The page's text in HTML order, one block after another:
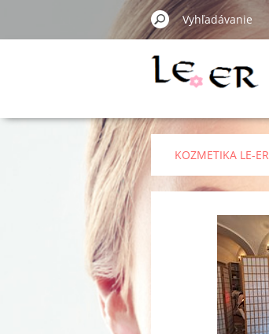
KOZMETIKA LE-ER